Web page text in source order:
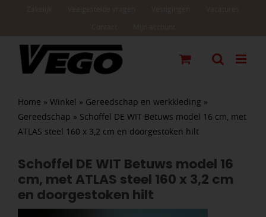
Home » Winkel » Gereedschap en werkkleding »
Gereedschap » Schoffel DE WIT Betuws model 16 cm, met
ATLAS steel 160 x 3,2 cm en doorgestoken hilt
Schoffel DE WIT Betuws model 16
cm, met ATLAS steel 160 x 3,2 cm
en doorgestoken hilt